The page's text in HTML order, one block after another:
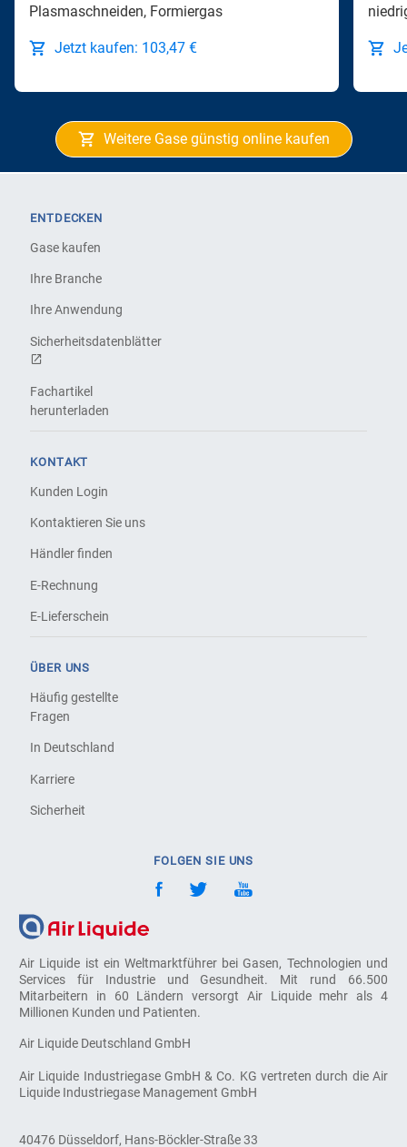
Plasmaschneiden, Formiergas
Jetzt kaufen: 103,47 €
Weitere Gase günstig online kaufen
Air Liquide ist ein Weltmarktführer bei Gasen, Technologien und
Services für Industrie und Gesundheit. Mit rund 66.500
Mitarbeitern in 60 Ländern versorgt Air Liquide mehr als 4
Millionen Kunden und Patienten.
Air Liquide Deutschland GmbH
Air Liquide Industriegase GmbH & Co. KG vertreten durch die Air
Liquide Industriegase Management GmbH
40476 Düsseldorf, Hans-Böckler-Straße 33
ENTDECKEN
Gase kaufen
Ihre Branche
Ihre Anwendung
Sicherheitsdatenblätter
Fachartikel
herunterladen
KONTAKT
Kunden Login
Kontaktieren Sie uns
Händler finden
E-Rechnung
E-Lieferschein
ÜBER UNS
Häufig gestellte
Fragen
In Deutschland
Karriere
Sicherheit
FOLGEN SIE UNS